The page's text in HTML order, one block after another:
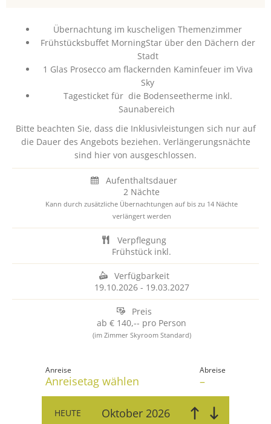
Übernachtung im kuscheligen Themenzimmer
Frühstücksbuffet MorningStar über den Dächern der
Stadt
1 Glas Prosecco am flackernden Kaminfeuer im Viva
Sky
Tagesticket für die Bodenseetherme inkl.
Saunabereich
Bitte beachten Sie, dass die Inklusivleistungen sich nur auf
die Dauer des Angebots beziehen. Verlängerungsnächte
sind hier von ausgeschlossen.
Aufenthaltsdauer
2 Nächte
Kann durch zusätzliche Übernachtungen auf bis zu 14 Nächte
verlängert werden
Verpflegung
Frühstück inkl.
Verfügbarkeit
19.10.2026- 19.03.2027
Preis
ab € 140,-- pro Person
(im Zimmer Skyroom Standard)